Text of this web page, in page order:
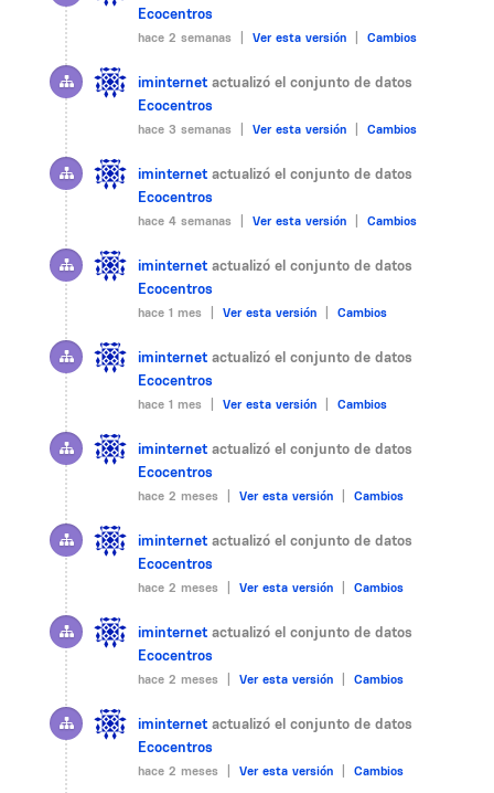
Ecocentros
hace 2 semanas | Ver esta versión Cambios
iminternet actualizó el conjunto de datos
Ecocentros
hace 3 semanas | Ver esta versión Cambios
iminternet actualizó el conjunto de datos
Ecocentros
hace 4 semanas | Ver esta versión Cambios
iminternet actualizó el conjunto de datos
Ecocentros
hace 1 mes | Ver esta versión Cambios
iminternet actualizó el conjunto de datos
Ecocentros
hace 1 mes | Ver esta versión Cambios
iminternet actualizó el conjunto de datos
Ecocentros
hace 2 meses | Ver esta versión Cambios
iminternet actualizó el conjunto de datos
Ecocentros
hace 2 meses | Ver esta versión Cambios
iminternet actualizó el conjunto de datos
Ecocentros
hace 2 meses | Ver esta versión Cambios
iminternet actualizó el conjunto de datos
Ecocentros
hace 2 meses | Ver esta versión Cambios